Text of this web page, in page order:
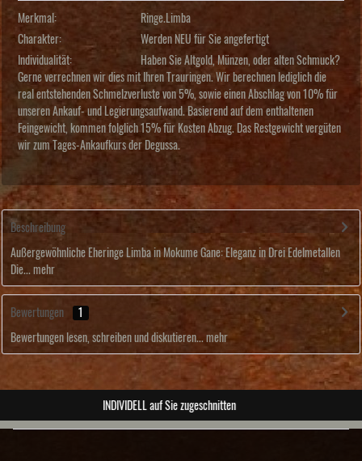
Merkmal:
Ringe.Limba
Charakter:
Werden NEU für Sie angefertigt
Individualität:
Haben Sie Altgold, Münzen, oder alten Schmuck?
Gerne verrechnen wir dies mit Ihren Trauringen. Wir berechnen lediglich die
real entstehenden Schmelzverluste von 5%, sowie einen Abschlag von 10% für
unseren Ankauf- und Legierungsaufwand. Basierend auf dem enthaltenen
Feingewicht, kommen folglich 15% für Kosten Abzug. Das Restgewicht vergüten
wir zum Tages-Ankaufkurs der Degussa.
Beschreibung
Außergewöhnliche Eheringe Limba in Mokume Gane: Eleganz in Drei Edelmetallen
Die... mehr
Bewertungen 1
Bewertungen lesen, schreiben und diskutieren... mehr
ABSOLUTE Unikate